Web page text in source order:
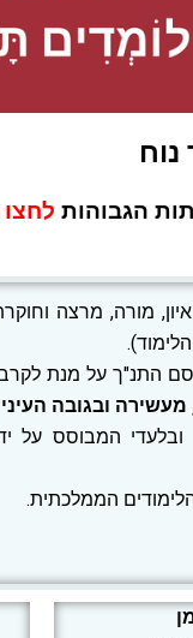
הגבוהות לחצו
מורה, מרצה
התנ"ך על מנת
מעשירה ובגובה
ובלעדי המבוסס על
הממלכתית.